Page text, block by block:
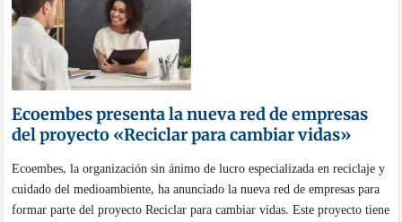
Ecoembes presenta la nueva red de empresas
del proyecto «Reciclar para cambiar vidas»
Ecoembes, la organización sin ánimo de lucro especializada en reciclaje y
cuidado del medioambiente, ha anunciado la nueva red de empresas para
formar parte del proyecto Reciclar para cambiar vidas. Este proyecto tiene